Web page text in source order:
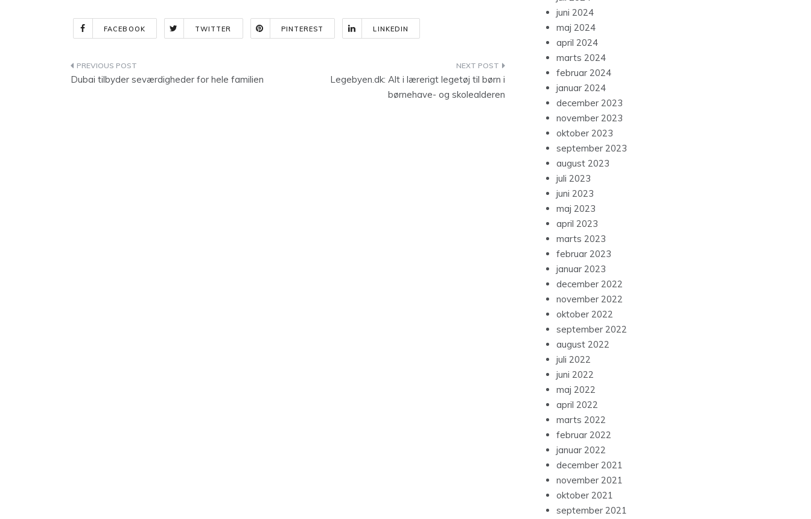
FACEBOOK TWITTER PINTEREST LINKEDIN
Indlægsnavigation
Dubai tilbyder seværdigheder for hele familien
Legebyen.dk: Alt i lærerigt legetøj til børn i
børnehave- og skolealderen
juni 2024
maj 2024
april 2024
marts 2024
februar 2024
januar 2024
december 2023
november 2023
oktober 2023
september 2023
august 2023
juli 2023
juni 2023
maj 2023
april 2023
marts 2023
februar 2023
januar 2023
december 2022
november 2022
oktober 2022
september 2022
august 2022
juli 2022
juni 2022
maj 2022
april 2022
marts 2022
februar 2022
januar 2022
december 2021
november 2021
oktober 2021
september 2021